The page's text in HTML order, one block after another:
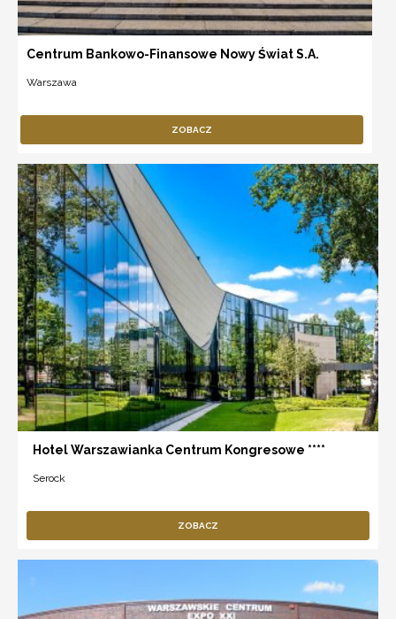
Centrum Bankowo-Finansowe Nowy Świat S.A.
Warszawa
ZOBACZ
Hotel Warszawianka Centrum Kongresowe ****
Serock
ZOBACZ